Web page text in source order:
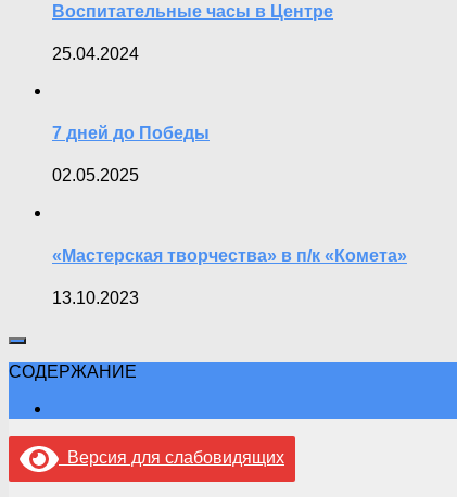
Воспитательные часы в Центре
25.04.2024
7 дней до Победы
02.05.2025
«Мастерская творчества» в п/к «Комета»
13.10.2023
СОДЕРЖАНИЕ
Версия для слабовидящих